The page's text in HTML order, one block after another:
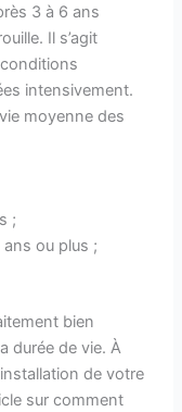
3 à 6 ans
Il s’agit
intensivement.
moyenne des
;
ans ou plus ;
bien
durée de vie. À
de votre
sur comment